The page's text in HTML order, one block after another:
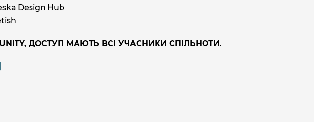
Design Hub
ДОСТУП МАЮТЬ ВСІ УЧАСНИКИ СПІЛЬНОТИ.